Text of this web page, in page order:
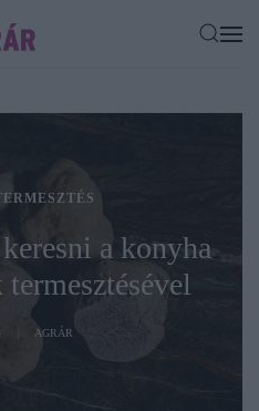
a konyha
AGRÁR